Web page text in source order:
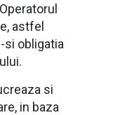
astfel
si obligatia
si
in baza